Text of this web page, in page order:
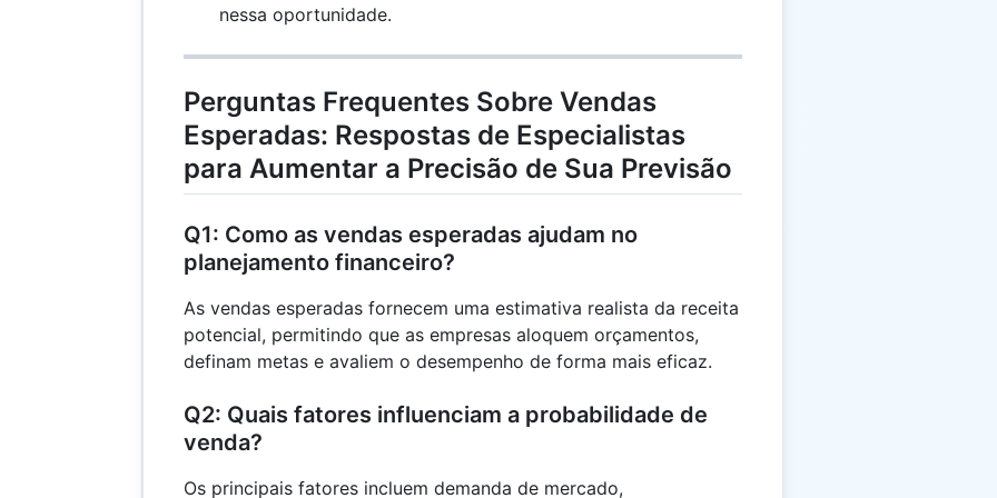
100000 =
nessa oportunidade.
Perguntas Frequentes Sobre Vendas
Esperadas: Respostas de Especialistas
para Aumentar a Precisão de Sua Previsão
Q1: Como as vendas esperadas ajudam no
planejamento financeiro?
As vendas esperadas fornecem uma estimativa realista da receita
potencial, permitindo que as empresas aloquem orçamentos,
definam metas e avaliem o desempenho de forma mais eficaz.
Q2: Quais fatores influenciam a probabilidade de
venda?
Os principais fatores incluem demanda de mercado,